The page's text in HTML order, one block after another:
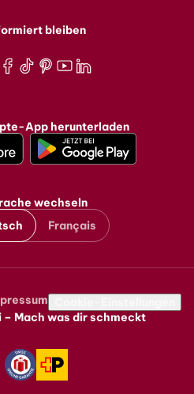
bleiben
App herunterladen
wechseln
Français
Mach was dir schmeckt